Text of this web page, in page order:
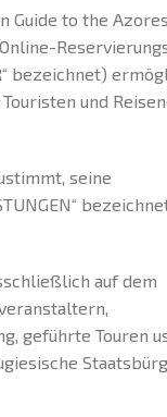
Guide to the Azores
bezeichnet)
und
seine
auf dem
geführte Touren